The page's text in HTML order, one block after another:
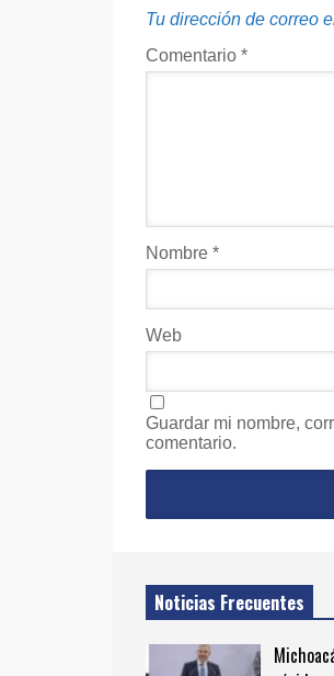
Tu dirección de correo
Comentario *
Nombre *
Web
Guardar mi nombre,
comentario.
Noticias Frecuentes